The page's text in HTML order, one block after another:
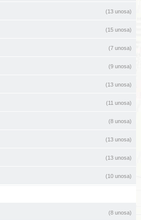
(13 unosa)
(15 unosa)
(7 unosa)
(9 unosa)
(13 unosa)
(11 unosa)
(8 unosa)
(13 unosa)
(13 unosa)
(10 unosa)
(8 unosa)